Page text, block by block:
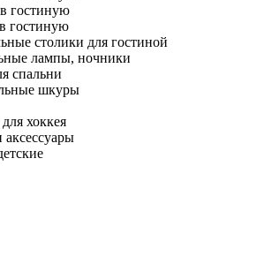
гостиную
гостиную
столики для гостиной
лампы, ночники
спальни
шкуры
хоккея